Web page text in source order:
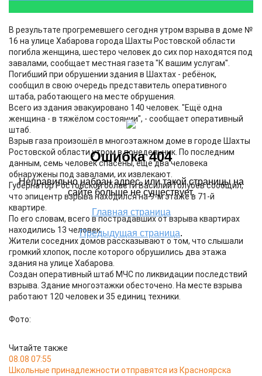
В результате прогремевшего сегодня утром взрыва в доме №
16 на улице Хабарова города Шахты Ростовской области
погибла женщина, шестеро человек до сих пор находятся под
завалами, сообщает местная газета "К вашим услугам".
Погибший при обрушении здания в Шахтах - ребёнок,
сообщил в свою очередь представитель оперативного
штаба, работающего на месте обрушения.
Всего из здания эвакуировано 140 человек. "Ещё одна
женщина - в тяжёлом состоянии", - сообщает оперативный
штаб.
Взрыв газа произошёл в многоэтажном доме в городе Шахты
Ростовской области утром в понедельник. По последним
данным, семь человек спасены, ещё два человека
обнаружены под завалами, их извлекают.
Губернатор Ростовской области Василий Голубев сообщил,
что эпицентр взрыва находился на 9-м этаже в 71-й
квартире.
По его словам, всего в пострадавших от взрыва квартирах
находились 13 человек.
Жители соседних домов рассказывают о том, что слышали
громкий хлопок, после которого обрушились два этажа
здания на улице Хабарова.
Создан оперативный штаб МЧС по ликвидации последствий
взрыва. Здание многоэтажки обесточено. На месте взрыва
работают 120 человек и 35 единиц техники.
Фото:
Читайте также
08.08 07:55
Школьные принадлежности отправятся из Красноярска